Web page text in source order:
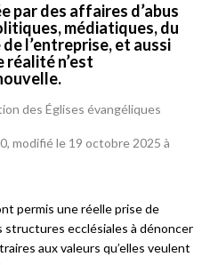
par des affaires d’abus
médiatiques, du
l’entreprise, et aussi
n’est
des Églises évangéliques
modifié le 19 octobre 2025 à
permis une réelle prise de
structures ecclésiales à dénoncer
aux valeurs qu’elles veulent